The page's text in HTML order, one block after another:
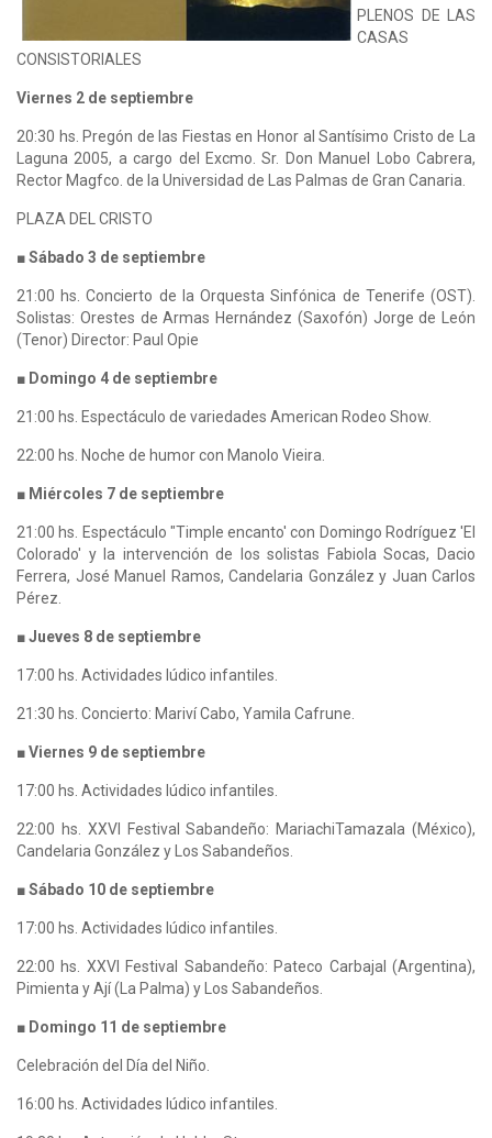
PLENOS DE LAS
CASAS
CONSISTORIALES
Viernes 2 de septiembre
20:30 hs. Pregón de las Fiestas en Honor al Santísimo Cristo de La
Laguna 2005, a cargo del Excmo. Sr. Don Manuel Lobo Cabrera,
Rector Magfco. de la Universidad de Las Palmas de Gran Canaria.
PLAZA DEL CRISTO
■ Sábado 3 de septiembre
21:00 hs. Concierto de la Orquesta Sinfónica de Tenerife (OST).
Solistas: Orestes de Armas Hernández (Saxofón) Jorge de León
(Tenor) Director: Paul Opie
■ Domingo 4 de septiembre
21:00 hs. Espectáculo de variedades American Rodeo Show.
22:00 hs. Noche de humor con Manolo Vieira.
■ Miércoles 7 de septiembre
21:00 hs. Espectáculo "Timple encanto' con Domingo Rodríguez 'El
Colorado' y la intervención de los solistas Fabiola Socas, Dacio
Ferrera, José Manuel Ramos, Candelaria González y Juan Carlos
Pérez.
■ Jueves 8 de septiembre
17:00 hs. Actividades lúdico infantiles.
21:30 hs. Concierto: Mariví Cabo, Yamila Cafrune.
■ Viernes 9 de septiembre
17:00 hs. Actividades lúdico infantiles.
22:00 hs. XXVI Festival Sabandeño: MariachiTamazala (México),
Candelaria González y Los Sabandeños.
■ Sábado 10 de septiembre
17:00 hs. Actividades lúdico infantiles.
22:00 hs. XXVI Festival Sabandeño: Pateco Carbajal (Argentina),
Pimienta y Ají (La Palma) y Los Sabandeños.
■ Domingo 11 de septiembre
Celebración del Día del Niño.
16:00 hs. Actividades lúdico infantiles.